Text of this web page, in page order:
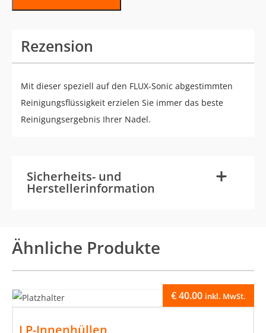
Rezension
Mit dieser speziell auf den FLUX-Sonic abgestimmten
Reinigungsflüssigkeit erzielen Sie immer das beste
Reinigungsergebnis Ihrer Nadel.
Sicherheits- und
Herstellerinformation +
-
Ähnliche Produkte
€40.00 inkl. MwSt.